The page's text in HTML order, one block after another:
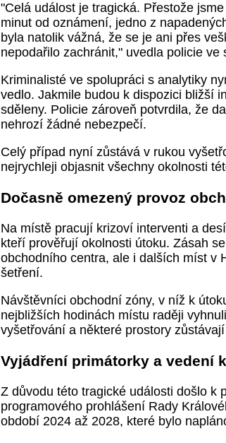
"Celá událost je tragická. Přestože
minut od oznámení, jedno z
byla natolik vážná, že se je ani přes
nepodařilo zachránit," uvedla policie ve
Kriminalisté ve spolupráci s analytiky
vedlo. Jakmile budou k dispozici bližší
sděleny. Policie zároveň potvrdila, že
nehrozí žádné nebezpečí.
Celý případ nyní zůstává v rukou
nejrychleji objasnit všechny okolnosti
Dočasně omezený provoz
Na místě pracují krizoví interventi a
kteří prověřují okolnosti útoku. Zásah
obchodního centra, ale i dalších míst v
šetření.
Návštěvníci obchodní zóny, v níž k
nejbližších hodinách místu raději
vyšetřování a některé prostory
Vyjádření primátorky a vedení
Z důvodu této tragické události došlo k
programového prohlášení Rady
období 2024 až 2028, které bylo